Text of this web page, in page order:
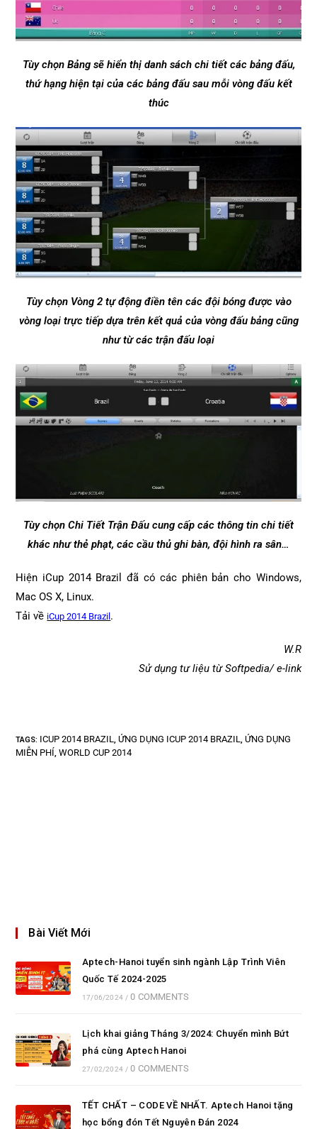
Tùy chọn Bảng sẽ hiển thị danh sách chi tiết các bảng đấu,
thứ hạng hiện tại của các bảng đấu sau mỗi vòng đấu kết
thúc
Tùy chọn Vòng 2 tự động điền tên các đội bóng được vào
vòng loại trực tiếp dựa trên kết quả của vòng đấu bảng cũng
như từ các trận đấu loại
Tùy chọn Chi Tiết Trận Đấu cung cấp các thông tin chi tiết
khác như thẻ phạt, các cầu thủ ghi bàn, đội hình ra sân…
Hiện iCup 2014 Brazil đã có các phiên bản cho Windows,
Mac OS X, Linux.
Tải về iCup 2014 Brazil .
W.R
Sử dụng tư liệu từ Softpedia/ e-link
TAGS: ICUP 2014 BRAZIL, ỨNG DỤNG ICUP 2014 BRAZIL, ỨNG DỤNG
MIỄN PHÍ, WORLD CUP 2014
Bài Viết Mới
Aptech-Hanoi tuyển sinh ngành Lập Trình Viên
Quốc Tế 2024-2025
17/06/2024 / 0 COMMENTS
Lịch khai giảng Tháng 3/2024: Chuyển mình Bứt
phá cùng Aptech Hanoi
27/02/2024 / 0 COMMENTS
TẾT CHẤT – CODE VỀ NHẤT. Aptech Hanoi tặng
học bổng đón Tết Nguyên Đán 2024